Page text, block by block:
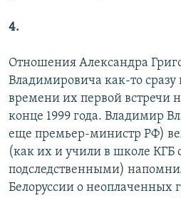
4.
Отношения Александра
Владимировича как‑то
времени их первой встречи
конце 1999 года. Владимир
еще премьер-министр РФ)
(как их и учили в школе КГБ
подследственными)
Белоруссии о неоплаченных